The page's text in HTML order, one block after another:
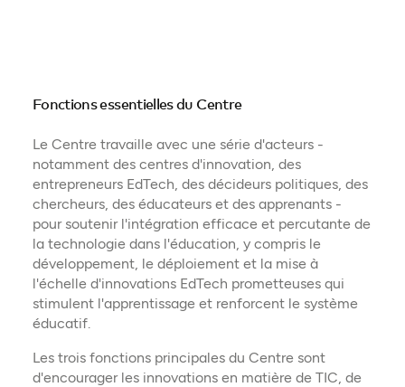
Fonctions essentielles du Centre
Le Centre travaille avec une série d'acteurs -
notamment des centres d'innovation, des
entrepreneurs EdTech, des décideurs politiques, des
chercheurs, des éducateurs et des apprenants -
pour soutenir l'intégration efficace et percutante de
la technologie dans l'éducation, y compris le
développement, le déploiement et la mise à
l'échelle d'innovations EdTech prometteuses qui
stimulent l'apprentissage et renforcent le système
éducatif.
Les trois fonctions principales du Centre sont
d'encourager les innovations en matière de TIC, de